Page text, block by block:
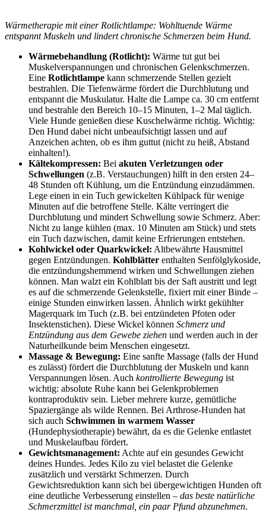
Wärmetherapie mit einer Rotlichtlampe: Wohltuende Wärme
entspannt Muskeln und lindert chronische Schmerzen beim Hund.
Wärmebehandlung (Rotlicht): Wärme tut gut bei
Muskelverspannungen und chronischen Gelenkschmerzen.
Eine Rotlichtlampe kann schmerzende Stellen gezielt
bestrahlen. Die Tiefenwärme fördert die Durchblutung und
entspannt die Muskulatur. Halte die Lampe ca. 30 cm entfernt
und bestrahle den Bereich 10–15 Minuten, 1–2 Mal täglich.
Viele Hunde genießen diese Kuschelwärme richtig. Wichtig:
Den Hund dabei nicht unbeaufsichtigt lassen und auf
Anzeichen achten, ob es ihm guttut (nicht zu heiß, Abstand
einhalten!).
Kältekompressen: Bei akuten Verletzungen oder
Schwellungen (z.B. Verstauchungen) hilft in den ersten 24–
48 Stunden oft Kühlung, um die Entzündung einzudämmen.
Lege einen in ein Tuch gewickelten Kühlpack für wenige
Minuten auf die betroffene Stelle. Kälte verringert die
Durchblutung und mindert Schwellung sowie Schmerz. Aber:
Nicht zu lange kühlen (max. 10 Minuten am Stück) und stets
ein Tuch dazwischen, damit keine Erfrierungen entstehen.
Kohlwickel oder Quarkwickel: Altbewährte Hausmittel
gegen Entzündungen. Kohlblätter enthalten Senfölglykoside,
die entzündungshemmend wirken und Schwellungen ziehen
können. Man walzt ein Kohlblatt bis der Saft austritt und legt
es auf die schmerzende Gelenkstelle, fixiert mit einer Binde –
einige Stunden einwirken lassen. Ähnlich wirkt gekühlter
Magerquark im Tuch (z.B. bei entzündeten Pfoten oder
Insektenstichen). Diese Wickel können Schmerz und
Entzündung aus dem Gewebe ziehen und werden auch in der
Naturheilkunde beim Menschen eingesetzt.
Massage & Bewegung: Eine sanfte Massage (falls der Hund
es zulässt) fördert die Durchblutung der Muskeln und kann
Verspannungen lösen. Auch kontrollierte Bewegung ist
wichtig: absolute Ruhe kann bei Gelenkproblemen
kontraproduktiv sein. Lieber mehrere kurze, gemütliche
Spaziergänge als wilde Rennen. Bei Arthrose-Hunden hat
sich auch Schwimmen in warmem Wasser
(Hundephysiotherapie) bewährt, da es die Gelenke entlastet
und Muskelaufbau fördert.
Gewichtsmanagement: Achte auf ein gesundes Gewicht
deines Hundes. Jedes Kilo zu viel belastet die Gelenke
zusätzlich und verstärkt Schmerzen. Durch
Gewichtsreduktion kann sich bei übergewichtigen Hunden oft
eine deutliche Verbesserung einstellen – das beste natürliche
Schmerzmittel ist manchmal, ein paar Pfund abzunehmen.